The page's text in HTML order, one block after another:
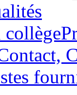
collège